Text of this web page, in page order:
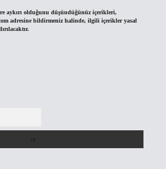
aykırı olduğunu düşündüğünüz içerikleri,
adresine bildirmeniz halinde, ilgili içerikler yasal